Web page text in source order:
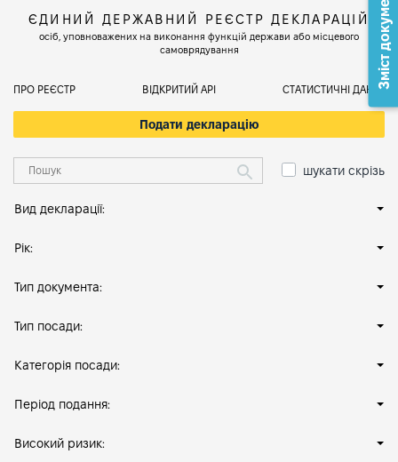
ЄДИНИЙ ДЕРЖАВНИЙ РЕЄСТР ДЕКЛАРАЦІЙ
осіб, уповноважених на виконання функцій держави або місцевого
самоврядування
ПРО РЕЄСТР ВІДКРИТИЙ АРІ СТАТИСТИЧНІ ДАНІ
Подати декларацію
шукати скрізь
Вид декларації:
Рік:
Тип документа:
Тип посади:
Категорія посади:
Період подання:
Високий ризик:
Зміст документа